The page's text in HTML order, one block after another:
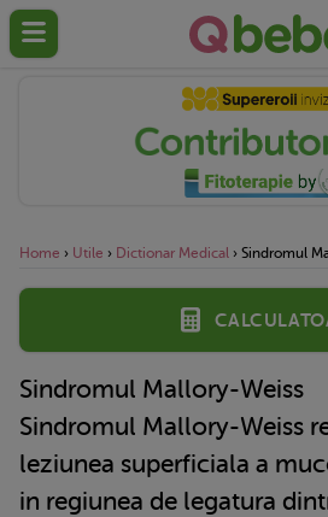
Home › Utile › Dictionar Medical › Sindromul
Sindromul Mallory-Weiss
Sindromul Mallory-Weiss
leziunea superficiala a
in regiunea de legatura